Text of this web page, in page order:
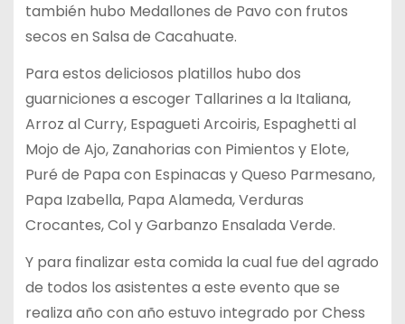
también hubo Medallones de Pavo con frutos
secos en Salsa de Cacahuate.
Para estos deliciosos platillos hubo dos
guarniciones a escoger Tallarines a la Italiana,
Arroz al Curry, Espagueti Arcoiris, Espaghetti al
Mojo de Ajo, Zanahorias con Pimientos y Elote,
Puré de Papa con Espinacas y Queso Parmesano,
Papa Izabella, Papa Alameda, Verduras
Crocantes, Col y Garbanzo Ensalada Verde.
Y para finalizar esta comida la cual fue del agrado
de todos los asistentes a este evento que se
realiza año con año estuvo integrado por Chess